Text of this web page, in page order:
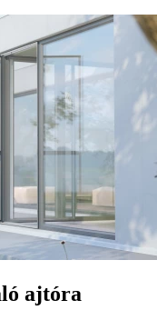
ajtóra